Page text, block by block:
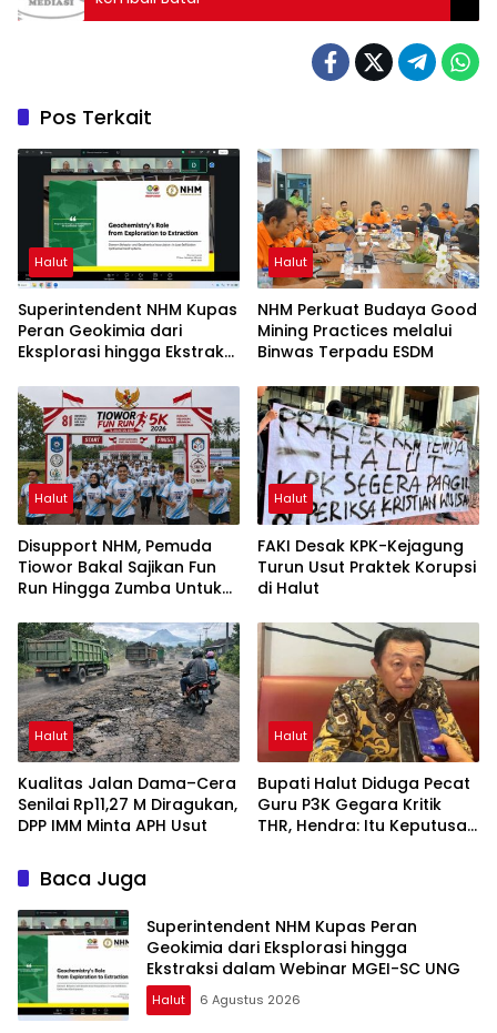
Pos Terkait
Halut
Superintendent NHM Kupas
Peran Geokimia dari
Eksplorasi hingga Ekstraksi
UNG
Halut
NHM Perkuat Budaya Good
Mining Practices melalui
Binwas Terpadu ESDM
Halut
Disupport NHM, Pemuda
Tiowor Bakal Sajikan Fun
Run Hingga Zumba Untuk
Halut
FAKI Desak KPK-Kejagung
Turun Usut Praktek Korupsi
di Halut
Halut
Kualitas Jalan Dama–Cera
Senilai Rp11,27 M Diragukan,
DPP IMM Minta APH Usut
Halut
Bupati Halut Diduga Pecat
Guru P3K Gegara Kritik
THR, Hendra: Itu Keputusan
Baca Juga
Superintendent NHM Kupas Peran
Geokimia dari Eksplorasi hingga
Ekstraksi dalam Webinar MGEI-SC UNG
Halut 6 Agustus 2026